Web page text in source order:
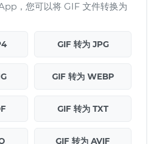
，您可以将 GIF 文件转换为
GIF 转为 JPG
GIF 转为 WEBP
GIF 转为 TXT
GIF 转为 AVIF